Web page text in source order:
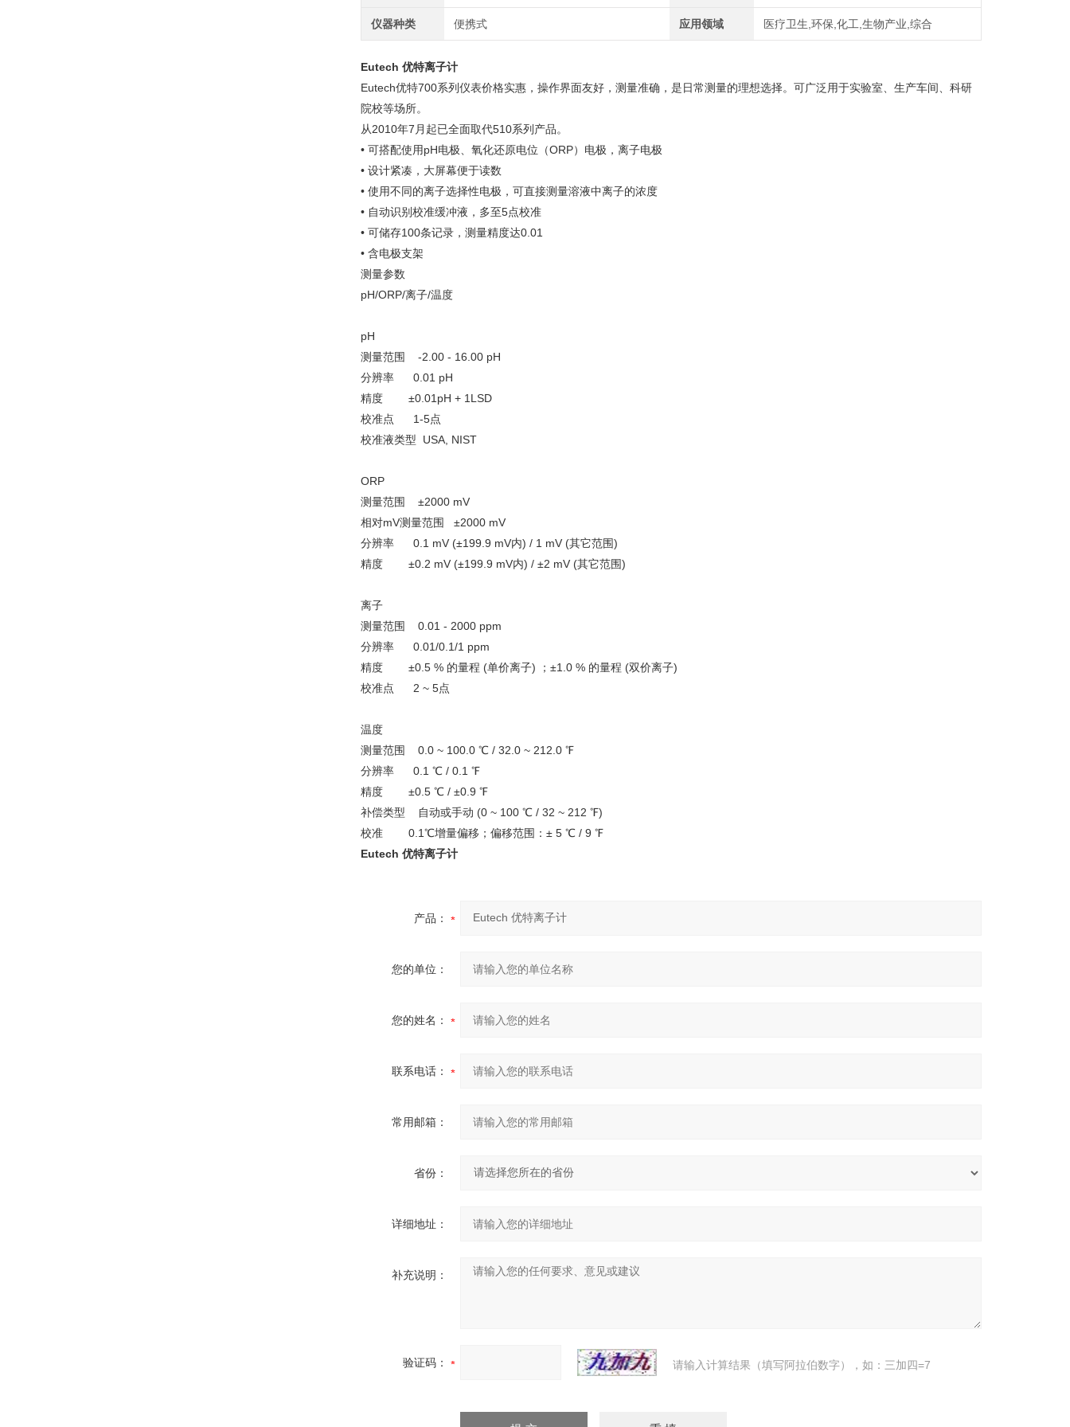
仪器种类 便携式 应用领域 医疗卫生,环保,化工,生物产业,综合
Eutech 优特离子计
Eutech优特700系列仪表价格实惠，操作界面友好，测量准确，是日常测量的理想选择。可广泛用于实验室、生产车间、科研
院校等场所。
从2010年7月起已全面取代510系列产品。
• 可搭配使用pH电极、氧化还原电位（ORP）电极，离子电极
• 设计紧凑，大屏幕便于读数
• 使用不同的离子选择性电极，可直接测量溶液中离子的浓度
• 自动识别校准缓冲液，多至5点校准
• 可储存100条记录，测量精度达0.01
• 含电极支架
测量参数
pH/ORP/离子/温度
pH
测量范围 -2.00 - 16.00 pH
分辨率 0.01 pH
精度 ±0.01pH + 1LSD
校准点 1-5点
校准液类型 USA, NIST
ORP
测量范围 ±2000 mV
相对mV测量范围 ±2000 mV
分辨率 0.1 mV (±199.9 mV内) / 1 mV (其它范围)
精度 ±0.2 mV (±199.9 mV内) / ±2 mV (其它范围)
离子
测量范围 0.01 - 2000 ppm
分辨率 0.01/0.1/1 ppm
精度 ±0.5 % 的量程 (单价离子) ；±1.0 % 的量程 (双价离子)
校准点 2 ~ 5点
温度
测量范围 0.0 ~ 100.0 ℃ / 32.0 ~ 212.0 ℉
分辨率 0.1 ℃ / 0.1 ℉
精度 ±0.5 ℃ / ±0.9 ℉
补偿类型 自动或手动 (0 ~ 100 ℃ / 32 ~ 212 ℉)
校准 0.1℃增量偏移；偏移范围：± 5 ℃ / 9 ℉
Eutech 优特离子计
产品：
您的单位：
您的姓名：
联系电话：
常用邮箱：
省份：
详细地址：
补充说明：
验证码： 请输入计算结果（填写阿拉伯数字），如：三加四=7